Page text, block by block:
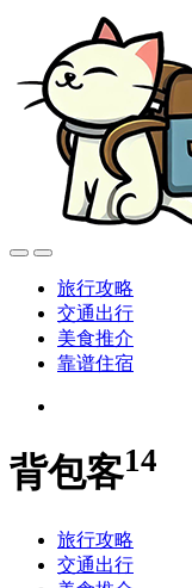
旅行攻略
交通出行
美食推介
靠谱住宿
背包客14
旅行攻略
交通出行